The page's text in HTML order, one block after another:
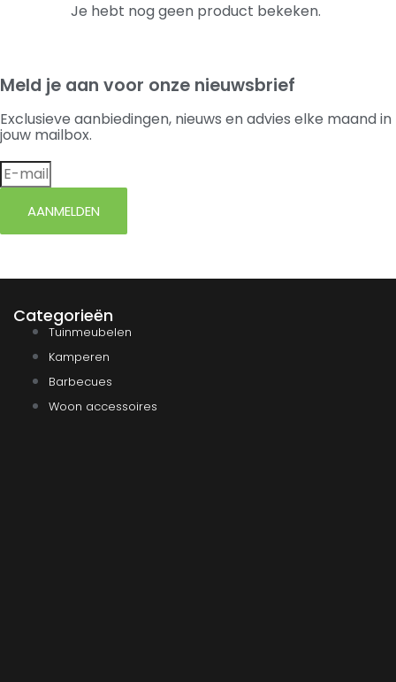
Je hebt nog geen product bekeken.
Meld je aan voor onze nieuwsbrief
Exclusieve aanbiedingen, nieuws en advies elke maand in
jouw mailbox.
AANMELDEN
Categorieën
Tuinmeubelen
Kamperen
Barbecues
Woon accessoires